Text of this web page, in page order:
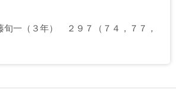
一（３年） ２９７（７４，７７，